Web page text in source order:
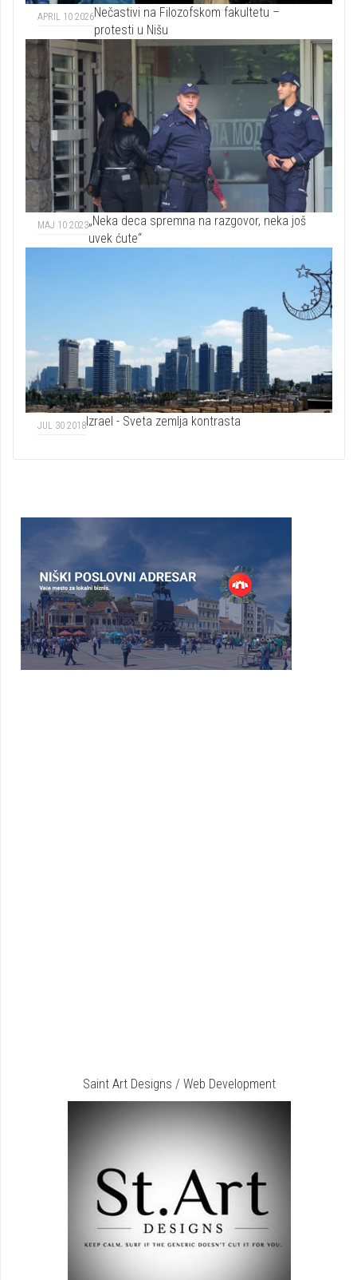
APRIL 10 2026Nečastivi na Filozofskom fakultetu –
protesti u Nišu
MAJ 10 2023„Neka deca spremna na razgovor, neka još
uvek ćute“
JUL 30 2018Izrael - Sveta zemlja kontrasta
Saint Art Designs / Web Development